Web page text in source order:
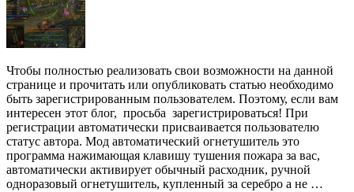
Чтобы полностью реализовать свои возможности на данной
странице и прочитать или опубликовать статью необходимо
быть зарегистрированным пользователем. Поэтому, если вам
интересен этот блог, просьба зарегистрироваться! При
регистрации автоматически присваивается пользователю
статус автора. Мод автоматический огнетушитель это
программа нажимающая клавишу тушения пожара за вас,
автоматически активирует обычный расходник, ручной
одноразовый огнетушитель, купленный за серебро а не …